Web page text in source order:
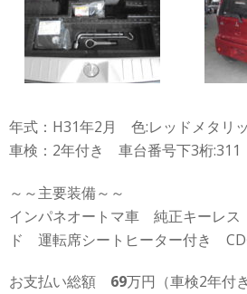
年式：H31年2月 色:レッドメタリ
車検：2年付き 車台番号下3桁:311
～～主要装備～～
インパネオートマ車 純正キーレ
ド 運転席シートヒーター付き
お支払い総額 69万円（車検2年付き